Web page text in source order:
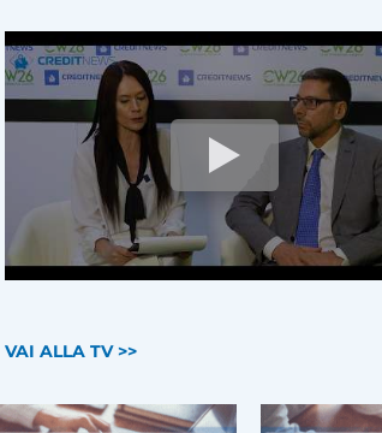
VAI ALLA TV >>